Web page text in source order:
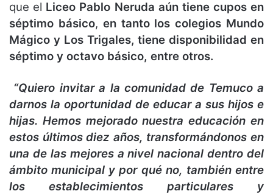
que el Liceo Pablo Neruda aún tiene cupos en
séptimo básico, en tanto los colegios Mundo
Mágico y Los Trigales, tiene disponibilidad en
séptimo y octavo básico, entre otros.
“Quiero invitar a la comunidad de Temuco a
darnos la oportunidad de educar a sus hijos e
hijas. Hemos mejorado nuestra educación en
estos últimos diez años, transformándonos en
una de las mejores a nivel nacional dentro del
ámbito municipal y por qué no, también entre
los establecimientos particulares y